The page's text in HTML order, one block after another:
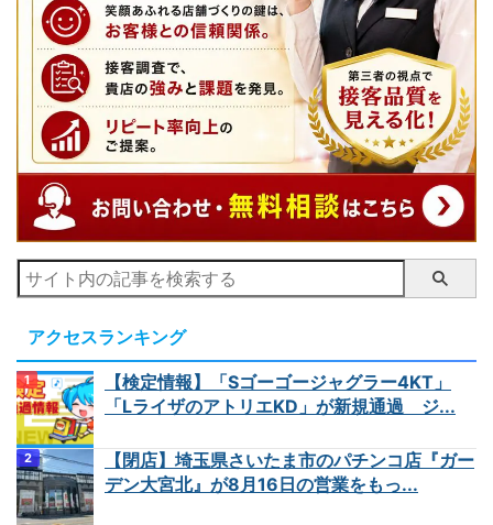
アクセスランキング
【検定情報】「Sゴーゴージャグラー4KT」
「LライザのアトリエKD」が新規通過 ジ...
【閉店】埼玉県さいたま市のパチンコ店『ガー
デン大宮北』が8月16日の営業をもっ...